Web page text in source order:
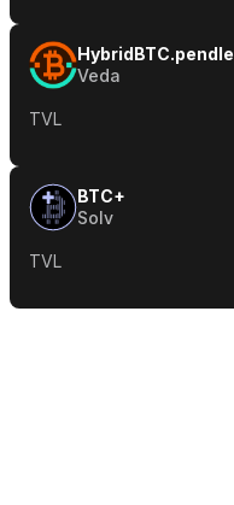
HybridBTC.pendle
Veda
TVL
BTC+
Solv
TVL